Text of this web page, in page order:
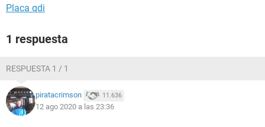
Placa qdi
1 respuesta
RESPUESTA 1 / 1
piratacrimson 11.636
12 ago 2020 a las 23:36